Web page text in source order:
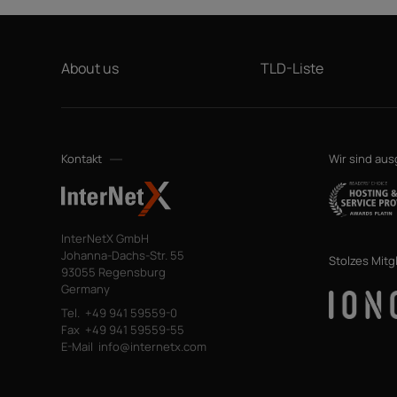
About us TLD-Liste
Kontakt
InterNetX GmbH
Johanna-Dachs-Str. 55
93055 Regensburg
Germany
Tel. +49 941 59559-0
Fax +49 941 59559-55
E-Mail info@internetx.com
Wir sind
Stolzes